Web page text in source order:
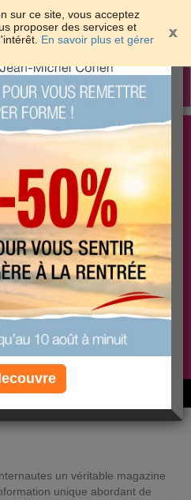
sur ce site, vous acceptez
proposer des services et
En savoir plus et gérer
pour maigrir et être bien
sa peau
PLUS
COACHING
le régime gratuit
et réappris à manger avec nous
un véritable magazine
unique abordant de
×